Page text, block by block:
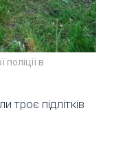
в
троє підлітків